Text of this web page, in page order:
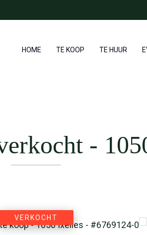
HOME TE KOOP TE HUUR
-
VERKOCHT